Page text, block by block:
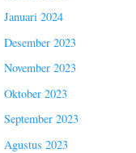
Januari 2024
Desember 2023
November 2023
Oktober 2023
September 2023
Agustus 2023